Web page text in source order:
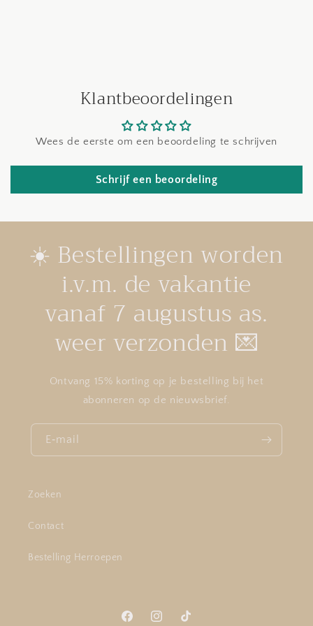
Klantbeoordelingen
Wees de eerste om een beoordeling te schrijven
Schrijf een beoordeling
☀️ Bestellingen worden
i.v.m. de vakantie
vanaf 7 augustus as.
weer verzonden 💌
Ontvang 15% korting op je bestelling bij het
abonneren op de nieuwsbrief.
E‑mail
Zoeken
Contact
Bestelling Herroepen
FacebookInstagramTikTok